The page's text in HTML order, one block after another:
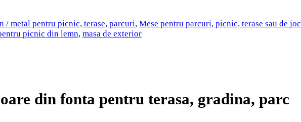
/ metal pentru picnic, terase, parcuri, Mese pentru parcuri, picnic, terase sau de joc
picnic din lemn, masa de exterior
din fonta pentru terasa, gradina, parc